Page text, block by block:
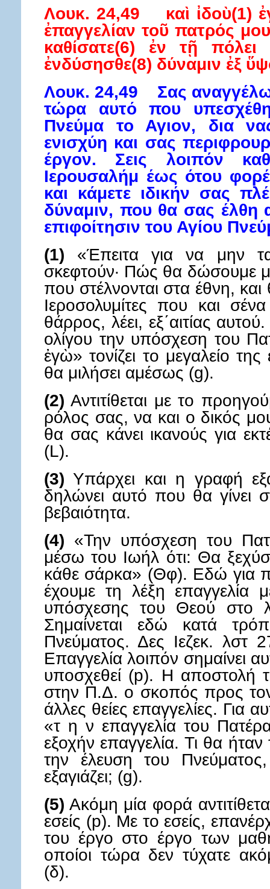
Λουκ. 24,49 καὶ ἰδοὺ(1)
ἐπαγγελίαν τοῦ πατρός
καθίσατε(6) ἐν τῇ
ἐνδύσησθε(8) δύναμιν ἐξ
Λουκ. 24,49 Σας
τώρα αυτό που
Πνεύμα το Αγιον, δια
ενισχύη και σας
έργον. Σεις λοιπόν
Ιερουσαλήμ έως ότου
και κάμετε ιδικήν σας
δύναμιν, που θα σας έλθη
επιφοίτησιν του Αγίου
(1) «Έπειτα για να μην
σκεφτούν· Πώς θα δώσουμε
που στέλνονται στα έθνη,
Ιεροσολυμίτες που και
θάρρος, λέει, εξ΄αιτίας
ολίγου την υπόσχεση του
ἐγὼ» τονίζει το μεγαλείο
θα μιλήσει αμέσως (g).
(2) Αντιτίθεται με το
ρόλος σας, να και ο δικός
θα σας κάνει ικανούς για
(L).
(3) Υπάρχει και η γραφή
δηλώνει αυτό που θα γίνει
βεβαιότητα.
(4) «Την υπόσχεση του
μέσω του Ιωήλ ότι: Θα
κάθε σάρκα» (Θφ). Εδώ για
έχουμε τη λέξη επαγγελία
υπόσχεσης του Θεού
Σημαίνεται εδώ κατά
Πνεύματος. Δες Ιεζεκ.
Επαγγελία λοιπόν σημαίνει
υποσχεθεί (p). Η αποστολή
στην Π.Δ. ο σκοπός προς
άλλες θείες επαγγελίες. Για
«τ η ν επαγγελία του
εξοχήν επαγγελία. Τι θα
την έλευση του
εξαγιάζει; (g).
(5) Ακόμη μία φορά
εσείς (p). Με το εσείς,
του έργο στο έργο των
οποίοι τώρα δεν τύχατε
(δ).